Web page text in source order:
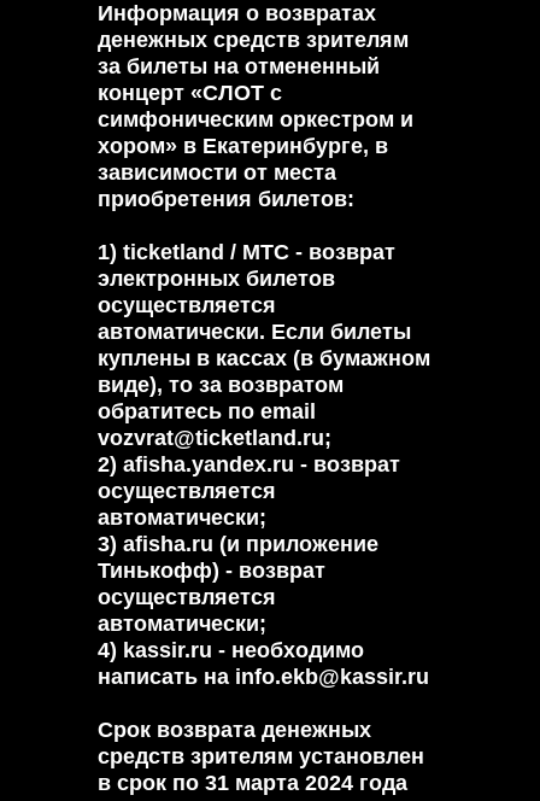
Информация о возвратах
денежных средств зрителям
за билеты на отмененный
концерт «СЛОТ с
симфоническим оркестром и
хором» в Екатеринбурге, в
зависимости от места
приобретения билетов:
1) ticketland / МТС - возврат
электронных билетов
осуществляется
автоматически. Если билеты
куплены в кассах (в бумажном
виде), то за возвратом
обратитесь по email
vozvrat@ticketland.ru;
2) afisha.yandex.ru - возврат
осуществляется
автоматически;
3) afisha.ru (и приложение
Тинькофф) - возврат
осуществляется
автоматически;
4) kassir.ru - необходимо
написать на info.ekb@kassir.ru
Срок возврата денежных
средств зрителям установлен
в срок по 31 марта 2024 года